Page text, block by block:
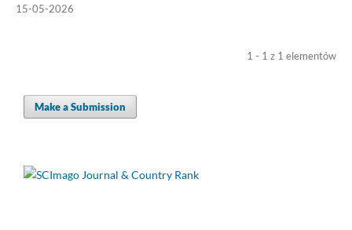
15-05-2026
1 - 1 z 1 elementów
Make a Submission